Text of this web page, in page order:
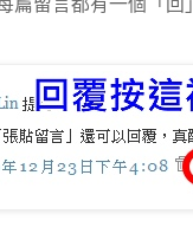
篇留言都有一個「回